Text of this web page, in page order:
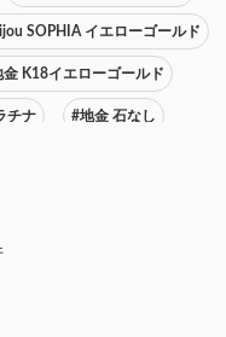
SOPHIA イエローゴールド
金 K18イエローゴールド
チナ #地金 石なし